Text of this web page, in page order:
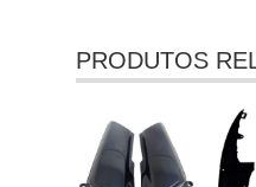
PRODUTOS